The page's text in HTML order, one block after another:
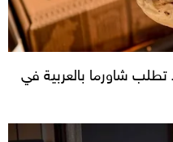
شاورما بالعربية في